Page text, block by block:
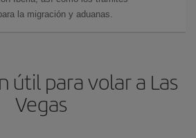
la migración y aduanas.
útil para volar a Las
Vegas